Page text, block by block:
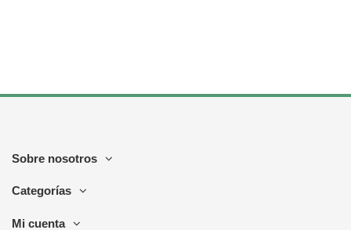
Sobre nosotros
Categorías
Mi cuenta